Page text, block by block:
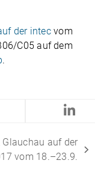
der intecvom
C05 auf dem
.
Glauchau auf der
vom 18.–23.9.